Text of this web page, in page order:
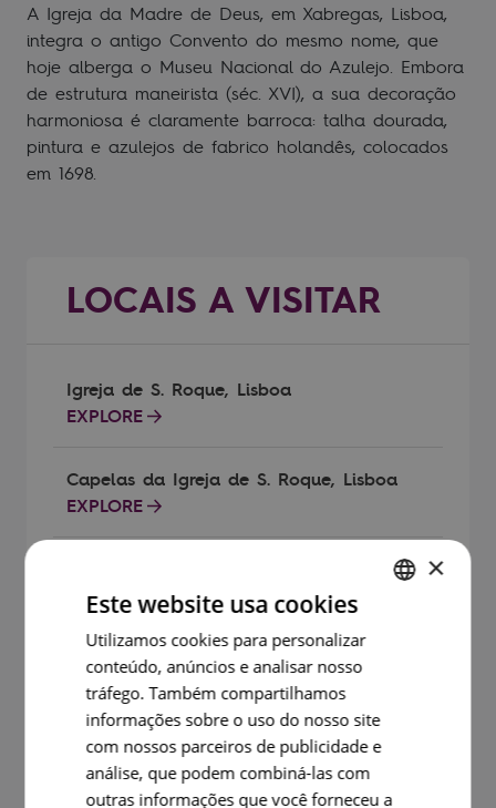
A Igreja da Madre de Deus, em Xabregas, Lisboa,
integra o antigo Convento do mesmo nome, que
hoje alberga o Museu Nacional do Azulejo. Embora
de estrutura maneirista (séc. XVI), a sua decoração
harmoniosa é claramente barroca: talha dourada,
pintura e azulejos de fabrico holandês, colocados
em 1698.
LOCAIS A VISITAR
Igreja de S. Roque, Lisboa
EXPLORE
Capelas da Igreja de S. Roque, Lisboa
EXPLORE
EXPLORE
Paramentos
EXPLORE
Museu Nacional dos Coches, Lisboa
EXPLORE
PORTUGUESE
SPANISH
×
Este website usa cookies
Utilizamos cookies para personalizar
conteúdo, anúncios e analisar nosso
tráfego. Também compartilhamos
informações sobre o uso do nosso site
com nossos parceiros de publicidade e
análise, que podem combiná-las com
outras informações que você forneceu a